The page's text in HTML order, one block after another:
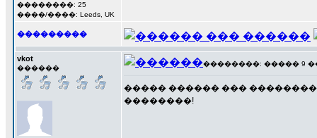
��������: 25
����/����: Leeds, UK
���������
vkot
������
��������: ����� 9 ���
����� ������ ���
��������!